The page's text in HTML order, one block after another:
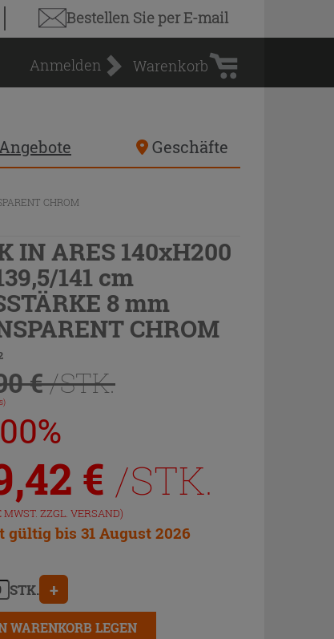
Bestellen Sieper E-mail
Anmelden
Warenkorb
Warenkorb
Angebote Geschäfte
CHROM
IN ARES 140xH200
141 cm
8 mm
CHROM
€/STK.
€ /STK.
ZZGL. VERSAND)
gültig bis 31 August 2026
STK. +
WARENKORB LEGEN